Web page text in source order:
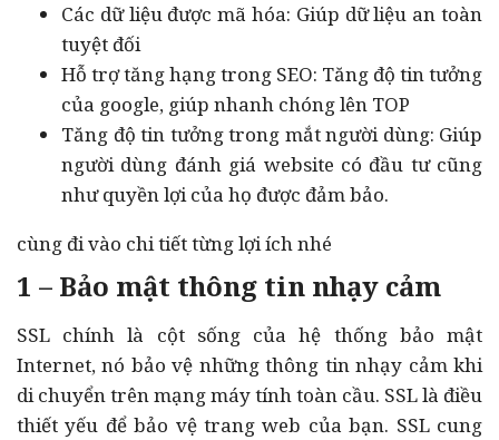
Các dữ liệu được mã hóa: Giúp dữ liệu an toàn
tuyệt đối
Hỗ trợ tăng hạng trong SEO: Tăng độ tin tưởng
của google, giúp nhanh chóng lên TOP
Tăng độ tin tưởng trong mắt người dùng: Giúp
người dùng đánh giá website có đầu tư cũng
như quyền lợi của họ được đảm bảo.
cùng đi vào chi tiết từng lợi ích nhé
1 – Bảo mật thông tin nhạy cảm
SSL chính là cột sống của hệ thống bảo mật
Internet, nó bảo vệ những thông tin nhạy cảm khi
di chuyển trên mạng máy tính toàn cầu. SSL là điều
thiết yếu để bảo vệ trang web của bạn. SSL cung